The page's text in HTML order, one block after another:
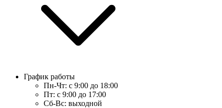
График работы
Пн-Чт: с 9:00 до 18:00
Пт: с 9:00 до 17:00
Сб-Вс: выходной